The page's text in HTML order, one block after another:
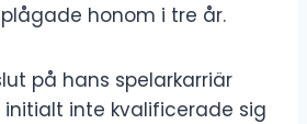
honom i tre år.
på hans spelarkarriär
inte kvalificerade sig